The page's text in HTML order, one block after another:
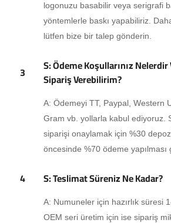
logonuzu basabilir veya serigrafi
yöntemlerle baskı yapabiliriz.
lütfen bize bir talep gönderin.
3
S: Ödeme Koşullarınız Nelerdir
Sipariş Verebilirim?
A: Ödemeyi TT, Paypal, Western
Gram vb. yollarla kabul ediyoruz.
siparişi onaylamak için %30
öncesinde %70 ödeme yapılması
4 S: Teslimat Süreniz Ne Kadar?
A: Numuneler için hazırlık süresi
OEM seri üretim için ise sipariş